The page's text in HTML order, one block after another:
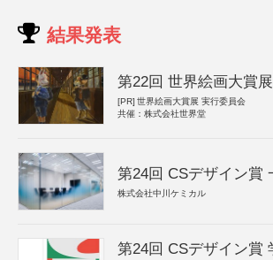
結果発表
第22回 世界絵画大賞
[PR] 世界絵画大賞展 実行委員会
共催：株式会社世界堂
第24回 CSデザイン賞
株式会社中川ケミカル
第24回 CSデザイン賞